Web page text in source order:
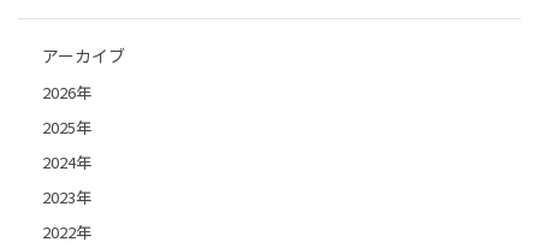
アーカイブ
2026年
2025年
2024年
2023年
2022年